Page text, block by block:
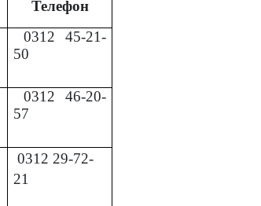
Телефон
0312 45-21-
50
0312 46-20-
57
0312 29-72-
21